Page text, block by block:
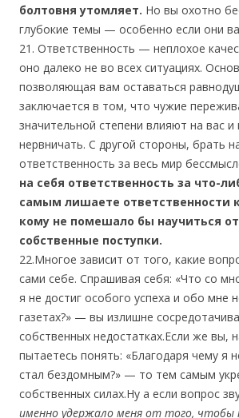
болтовня утомляет. Но вы охотно
глубокие темы — особенно если они
21. Ответственность — неплохое
оно далеко не во всех ситуациях.
позволяющая вам оставаться
заключается в том, что чужие
значительной степени влияют на вас и
нервничать. С другой стороны, брать
ответственность за весь мир
на себя ответственность за что-
самым лишаете ответственности
кому не помешало бы научиться
собственные поступки.
22.Многое зависит от того, какие
сами себе. Спрашивая себя: «Что со
я не достиг особого успеха и обо мне
газетах?» — вы излишне
собственных недостатках.Если же вы,
пытаетесь понять: «Благодаря чему я
стал бездомным?» — то тем самым
собственных силах.Ну а если вопрос
именно удержало меня от того, чтобы